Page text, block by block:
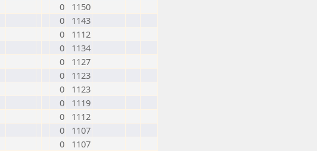
0
1150
0
1143
0
1112
0
1134
0
1127
0
1123
0
1123
0
1119
0
1112
0
1107
0
1107